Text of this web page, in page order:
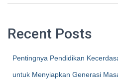
Recent Posts
Pentingnya Pendidikan
untuk Menyiapkan Generasi